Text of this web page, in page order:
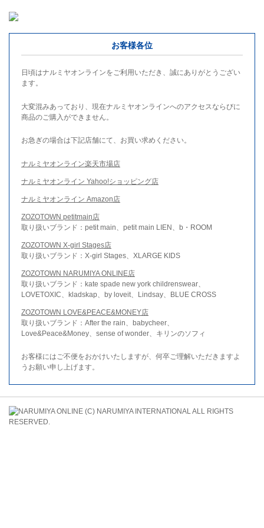
お客様各位
日頃はナルミヤオンラインをご利用いただき、誠にありがとうござい
ます。
大変混みあっており、現在ナルミヤオンラインへのアクセスならびに
商品のご購入ができません。
お急ぎの場合は下記店舗にて、お買い求めください。
ナルミヤオンライン楽天市場店
ナルミヤオンライン Yahoo!ショッピング店
ナルミヤオンライン Amazon店
ZOZOTOWN petitmain店
取り扱いブランド：petit main、petit main LIEN、b・ROOM
ZOZOTOWN X-girl Stages店
取り扱いブランド：X-girl Stages、XLARGE KIDS
ZOZOTOWN NARUMIYA ONLINE店
取り扱いブランド：kate spade new york childrenswear、
LOVETOXIC、kladskap、by loveit、Lindsay、BLUE CROSS
ZOZOTOWN LOVE&PEACE&MONEY店
取り扱いブランド：After the rain、babycheer、
Love&Peace&Money、sense of wonder、キリンのソフィ
お客様にはご不便をおかけいたしますが、何卒ご理解いただきますよ
うお願い申し上げます。